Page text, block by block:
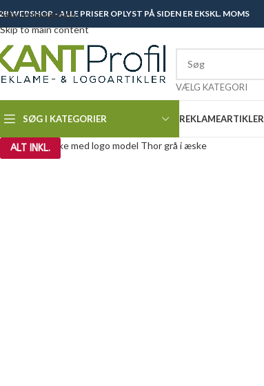
Skip to navigation
Skip to main content
WEBSHOP - ALLE PRISER OPLYST PÅ SIDEN ER EKSKL. MOMS
VÆLG KATEGORI
SØG I KATEGORIER REKLAMEARTIKLER
ALT INKL.